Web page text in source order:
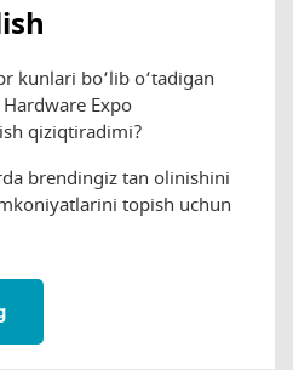
kunlari bo‘lib o‘tadigan
Expo
qiziqtiradimi?
brendingiz tan olinishini
topish uchun